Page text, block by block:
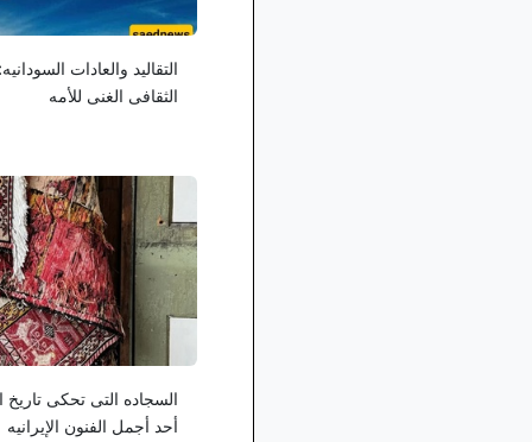
التقالید والعادات
الثقافی الغنی للأمه
السجاده التی تحکی
أحد أجمل الفنون الإیرانیه